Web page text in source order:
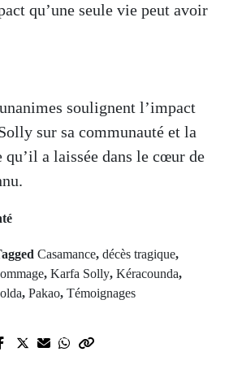
qu’une seule vie peut avoir
soulignent l’impact
sur sa communauté et la
a laissée dans le cœur de
Casamance,décès tragique,
,Karfa Solly,Kéracounda,
,Pakao,Témoignages
Prev Post